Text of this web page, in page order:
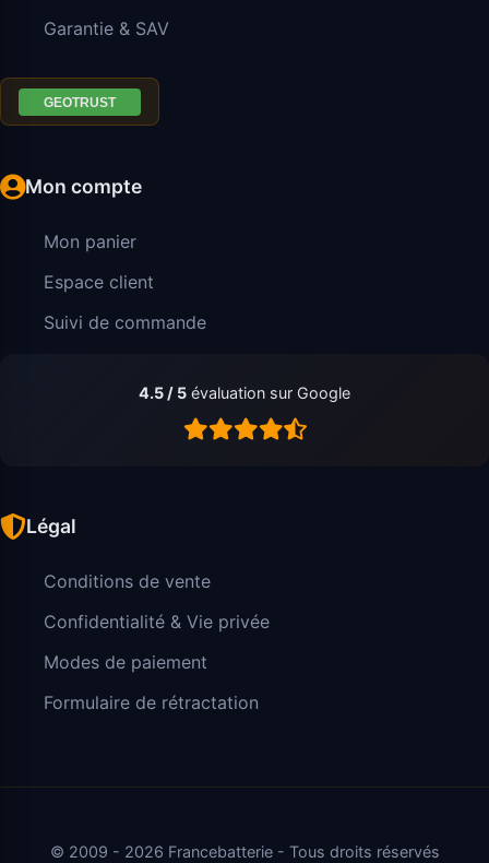
Garantie & SAV
Mon compte
Mon panier
Espace client
Suivi de commande
4.5 / 5 évaluation sur Google
Légal
Conditions de vente
Confidentialité & Vie privée
Modes de paiement
Formulaire de rétractation
© 2009 - 2026 Francebatterie - Tous droits réservés